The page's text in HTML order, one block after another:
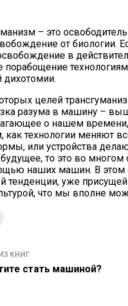
– это
от биологии.
в
порабощение
дихотомии.
целей
разума в машину –
о нашем
как технологии меняют
или устройства
то это во многом
наших машин. В этом
тенденции, уже присущей
что мы вполне
КНИГ
стать машиной?